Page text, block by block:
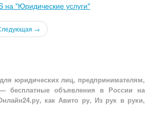
на "Юридические услуги"
→
юридических лиц, предпринимателям,
бесплатные объявления в России на
как Авито ру, Из рук в руки,